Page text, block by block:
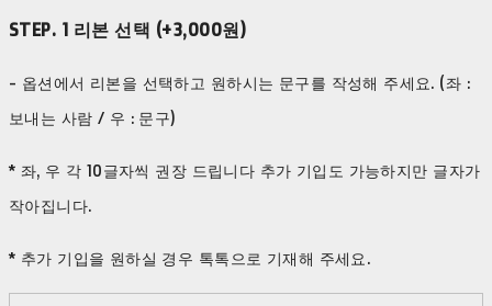
STEP. 1 리본 선택 (+3,000원)
- 옵션에서 리본을 선택하고 원하시는 문구를 작성해 주세요. (좌 :
보내는 사람 / 우 : 문구)
* 좌, 우 각 10글자씩 권장 드립니다 추가 기입도 가능하지만 글자가
작아집니다.
* 추가 기입을 원하실 경우 톡톡으로 기재해 주세요.